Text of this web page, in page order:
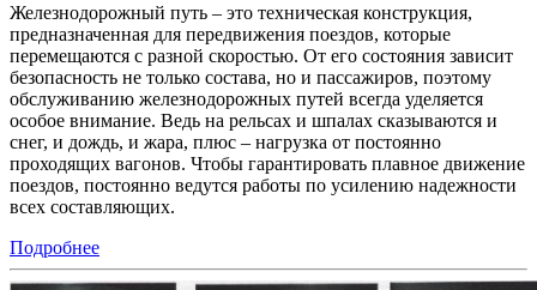
Железнодорожный путь – это техническая конструкция,
предназначенная для передвижения поездов, которые
перемещаются с разной скоростью. От его состояния зависит
безопасность не только состава, но и пассажиров, поэтому
обслуживанию железнодорожных путей всегда уделяется
особое внимание. Ведь на рельсах и шпалах сказываются и
снег, и дождь, и жара, плюс – нагрузка от постоянно
проходящих вагонов. Чтобы гарантировать плавное движение
поездов, постоянно ведутся работы по усилению надежности
всех составляющих.
Подробнее